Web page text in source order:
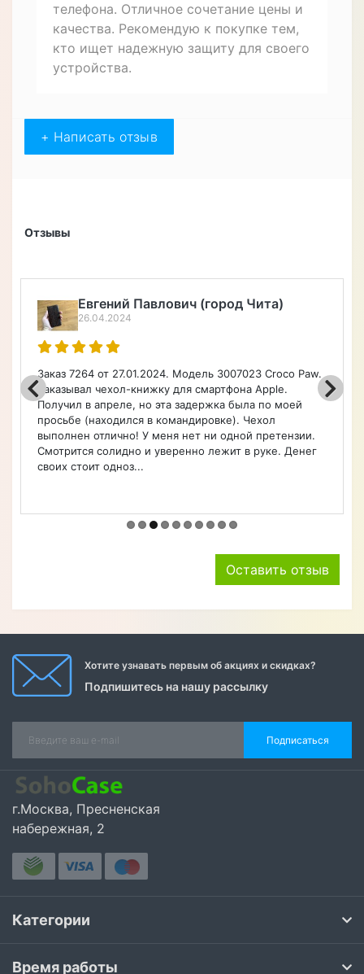
телефона. Отличное сочетание цены и
качества. Рекомендую к покупке тем,
кто ищет надежную защиту для своего
устройства.
+ Написать отзыв
Отзывы
Евгений Павлович (город Чита)
26.04.2024
7264 от 27.01.2024. Модель 3007023 Croco Paw.
чехол-книжку для смартфона Apple.
в апреле, но эта задержка была по моей
(находился в командировке). Чехол
отлично! У меня нет ни одной претензии.
солидно и уверенно лежит в руке. Денег
стоит одноз...
чехлы,
Оставить отзыв
Хотите узнавать первым об акциях и скидках?
Подпишитесь на нашу рассылку
Подписаться
г.Москва, Пресненская
набережная, 2
Категории
Время работы